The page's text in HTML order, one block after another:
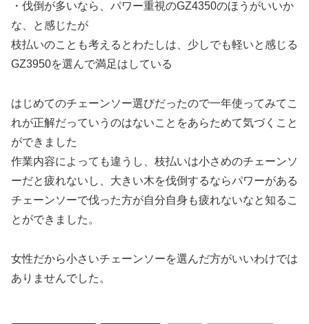
・伐倒が多いなら、パワー重視のGZ4350のほうがいいか
な、と感じたが
枝払いのことも考えるとわたしは、少しでも軽いと感じる
GZ3950を選んで満足はしている
はじめてのチェーンソー選びだったので一年使ってみてこ
れが正解だっていうのはないことをあらためて気づくこと
ができました
作業内容によっても違うし、枝払いは小さめのチェーンソ
ーだと疲れないし、大きい木を伐倒するならパワーがある
チェーンソーで伐った方が自分自身も疲れないなと知るこ
とができました。
女性だから小さいチェーンソーを選んだ方がいいわけでは
ありませんでした。